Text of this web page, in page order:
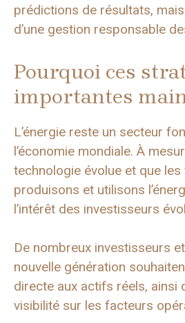
prédictions de résultats,
d’une gestion responsable
Pourquoi ces
importantes
L’énergie reste un secteur
l’économie mondiale. À
technologie évolue et que
produisons et utilisons
l’intérêt des investisseurs
De nombreux investisseurs
nouvelle génération
directe aux actifs réels, ainsi
visibilité sur les facteurs